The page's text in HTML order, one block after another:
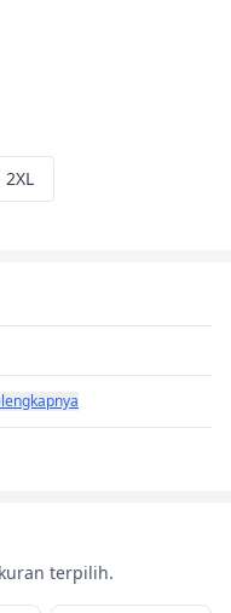
2XL
terpilih.